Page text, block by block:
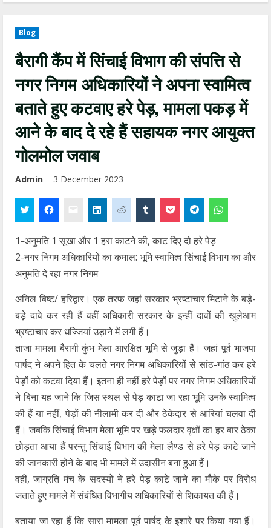
Blog
बैरागी कैंप में सिंचाई विभाग की संपत्ति से
नगर निगम अधिकारियों ने अपना स्वामित्व
बताते हुए कटवाए हरे पेड़, मामला पकड़ में
आने के बाद दे रहे हैं सहायक नगर आयुक्त
गोलमोल जवाब
Admin 3 December 2023
1-अनुमति 1 सूखा और 1 हरा काटने की, काट दिए दो हरे पेड़
2-नगर निगम अधिकारियों का कमाल: भूमि स्वामित्व सिंचाई विभाग का और
अनुमति दे रहा नगर निगम
अनिल बिष्ट/ हरिद्वार। एक तरफ जहां सरकार भ्रष्टाचार मिटाने के बड़े-
बड़े दावे कर रही हैं वहीं अधिकारी सरकार के इन्हीं दावों की खुलेआम
भ्रष्टाचार कर धज्जियां उड़ाने में लगी हैं।
ताजा मामला बैरागी कुंभ मेला आरक्षित भूमि से जुड़ा हैं। जहां पूर्व भाजपा
पार्षद ने अपने हित के चलते नगर निगम अधिकारियों से सांठ-गांठ कर हरे
पेड़ों को कटवा दिया हैं। इतना ही नहीं हरे पेड़ों पर नगर निगम अधिकारियों
ने बिना यह जाने कि जिस स्थल से पेड़ काटा जा रहा भूमि उनके स्वामित्व
की हैं या नहीं, पेड़ों की नीलामी कर दी और ठेकेदार से आरियां चलवा दी
हैं। जबकि सिंचाई विभाग मेला भूमि पर खड़े फलदार वृक्षों का हर बार ठेका
छोड़ता आया हैं परन्तु सिंचाई विभाग की मेला लैण्ड से हरे पेड़ काटे जाने
की जानकारी होने के बाद भी मामले में उदासीन बना हुआ हैं।
वहीं, जाग्रति मंच के सदस्यों ने हरे पेड़ काटे जाने का मौेके पर विरोध
जताते हुए मामले में संबंधित विभागीय अधिकारियों से शिकायत की हैं।
बताया जा रहा हैं कि सारा मामला पूर्व पार्षद के इशारे पर किया गया हैं।